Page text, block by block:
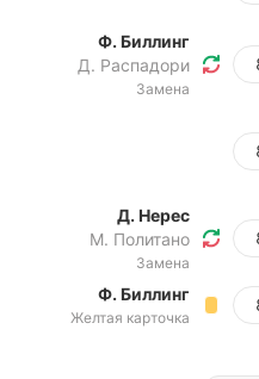
Ф. Биллинг
Д. Распадори
Замена
Д. Нерес
М. Политано
Замена
Ф. Биллинг
Желтая карточка